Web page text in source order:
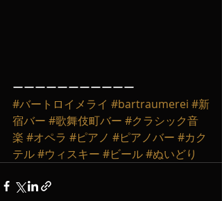
ーーーーーーーーーーー
#バートロイメライ #bartraumerei #新
宿バー #歌舞伎町バー #クラシック音
楽 #オペラ #ピアノ #ピアノバー #カク
テル#ウィスキー #ビール#ぬいどり